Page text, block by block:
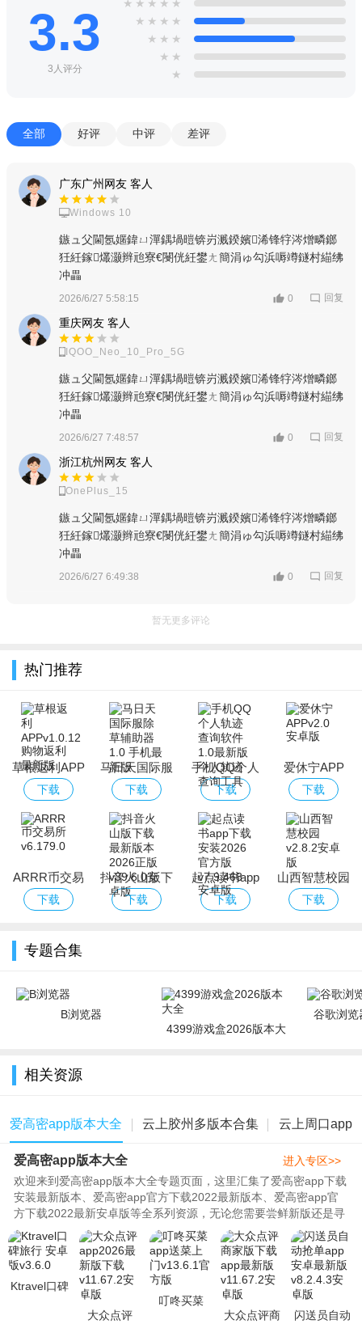
3.3
3人评分
★ ★ ★ ★ ★
★ ★ ★ ★
★ ★ ★
★ ★
★
全部 好评 中评 差评
广东广州网友 客人
Windows 10
鏃ュ父閫氬嫟鍏ㄩ潬鍝堝暟锛岃溅鍨嬪浠锋牸涔熷疄鎯
狅紝鎵爜灏辫兘寮€閿侊紝鐢ㄤ簡涓ゅ勾浜嗕竴鐩村緢绋
冲畾
2026/6/27 5:58:15 0 回复
重庆网友 客人
IQOO_Neo_10_Pro_5G
鏃ュ父閫氬嫟鍏ㄩ潬鍝堝暟锛岃溅鍨嬪浠锋牸涔熷疄鎯
狅紝鎵爜灏辫兘寮€閿侊紝鐢ㄤ簡涓ゅ勾浜嗕竴鐩村緢绋
冲畾
2026/6/27 7:48:57 0 回复
浙江杭州网友 客人
OnePlus_15
鏃ュ父閫氬嫟鍏ㄩ潬鍝堝暟锛岃溅鍨嬪浠锋牸涔熷疄鎯
狅紝鎵爜灏辫兘寮€閿侊紝鐢ㄤ簡涓ゅ勾浜嗕竴鐩村緢绋
冲畾
2026/6/27 6:49:38 0 回复
暂无更多评论
热门推荐
草根返利APP
下载
马日天国际服
除草辅助器
下载
手机QQ个人
轨迹查询软件
下载
爱休宁APP
下载
ARRR币交易
所
下载
抖音火山版下
载最新版本
下载
起点读书app
下载安装2026
下载
山西智慧校园
下载
专题合集
B浏览器
4399游戏盒2026版本大
谷歌浏览
相关资源
爱高密app版本大全 云上胶州多版本合集 云上周口app
爱高密app版本大全
欢迎来到爱高密app版本大全专题页面，这里汇集了爱高密app下载
安装最新版本、爱高密app官方下载2022最新版本、爱高密app官
方下载2022最新安卓版等全系列资源，无论您需要尝鲜新版还是寻
找稳定旧版，都能一站式满足。..
进入专区>>
Ktravel口碑
大众点评
叮咚买菜
大众点评商
闪送员自动